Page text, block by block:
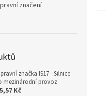
značení
značka IS17 - Silnice
mezinárodní provoz
Kč